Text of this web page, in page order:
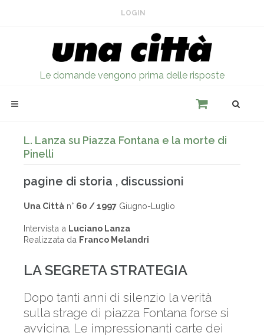
LOGIN
Le domande vengono prima delle risposte
L. Lanza su Piazza Fontana e la morte di
Pinelli
pagine di storia , discussioni
Una Città n° 60 / 1997 Giugno-Luglio
Intervista a Luciano Lanza
Realizzata da Franco Melandri
LA SEGRETA STRATEGIA
Dopo tanti anni di silenzio la verità
sulla strage di piazza Fontana forse si
avvicina. Le impressionanti carte dei